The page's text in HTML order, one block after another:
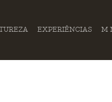
EXPERIÊNCIAS M